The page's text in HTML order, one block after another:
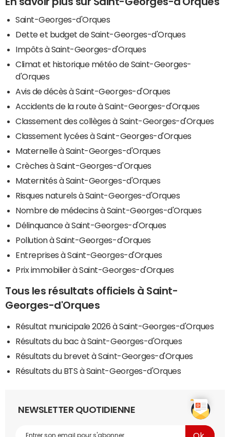
Saint-Georges-d'Orques
Dette et budget de Saint-Georges-d'Orques
Impôts à Saint-Georges-d'Orques
Climat et historique météo de Saint-Georges-
d'Orques
Avis de décès à Saint-Georges-d'Orques
Accidents de la route à Saint-Georges-d'Orques
Classement des collèges à Saint-Georges-d'Orques
Classement lycées à Saint-Georges-d'Orques
Maternelle à Saint-Georges-d'Orques
Crèches à Saint-Georges-d'Orques
Maternités à Saint-Georges-d'Orques
Risques naturels à Saint-Georges-d'Orques
Nombre de médecins à Saint-Georges-d'Orques
Délinquance à Saint-Georges-d'Orques
Pollution à Saint-Georges-d'Orques
Entreprises à Saint-Georges-d'Orques
Prix immobilier à Saint-Georges-d'Orques
Tous les résultats officiels à Saint-
Georges-d'Orques
Résultat municipale 2026 à Saint-Georges-d'Orques
Résultats du bac à Saint-Georges-d'Orques
Résultats du brevet à Saint-Georges-d'Orques
Résultats du BTS à Saint-Georges-d'Orques
NEWSLETTER QUOTIDIENNE